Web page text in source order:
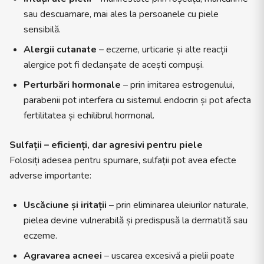
sau descuamare, mai ales la persoanele cu piele
sensibilă.
Alergii cutanate – eczeme, urticarie și alte reacții
alergice pot fi declanșate de acești compuși.
Perturbări hormonale – prin imitarea estrogenului,
parabenii pot interfera cu sistemul endocrin și pot afecta
fertilitatea și echilibrul hormonal.
Sulfații – eficienți, dar agresivi pentru piele
Folosiți adesea pentru spumare, sulfații pot avea efecte
adverse importante:
Uscăciune și iritații – prin eliminarea uleiurilor naturale,
pielea devine vulnerabilă și predispusă la dermatită sau
eczeme.
Agravarea acneei – uscarea excesivă a pielii poate